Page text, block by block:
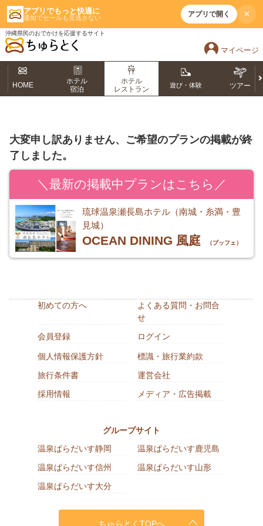
アプリでもっと快適に
通知でセールも見逃さない アプリで開く ×
沖縄県民のおでかけを応援するサイト
マイページ
HOME
ホテル
宿泊
ホテル
レストラン
遊び・体験 ツアー
大変申し訳ありません、ご希望のプランの掲載が終
了しました。
＼最新の掲載中プランはこちら／
琉球温泉瀬長島ホテル（南城・糸満・豊
見城）
OCEAN DINING 風庭 （ブッフェ）
初めての方へ
よくある質問・お問合
せ
会員登録
ログイン
個人情報保護方針
標識・旅行業約款
旅行条件書
運営会社
採用情報
メディア・広告掲載
グループサイト
温泉ぱらだいす静岡
温泉ぱらだいす鹿児島
温泉ぱらだいす信州
温泉ぱらだいす山形
温泉ぱらだいす大分
ちゅらとくTOPへ